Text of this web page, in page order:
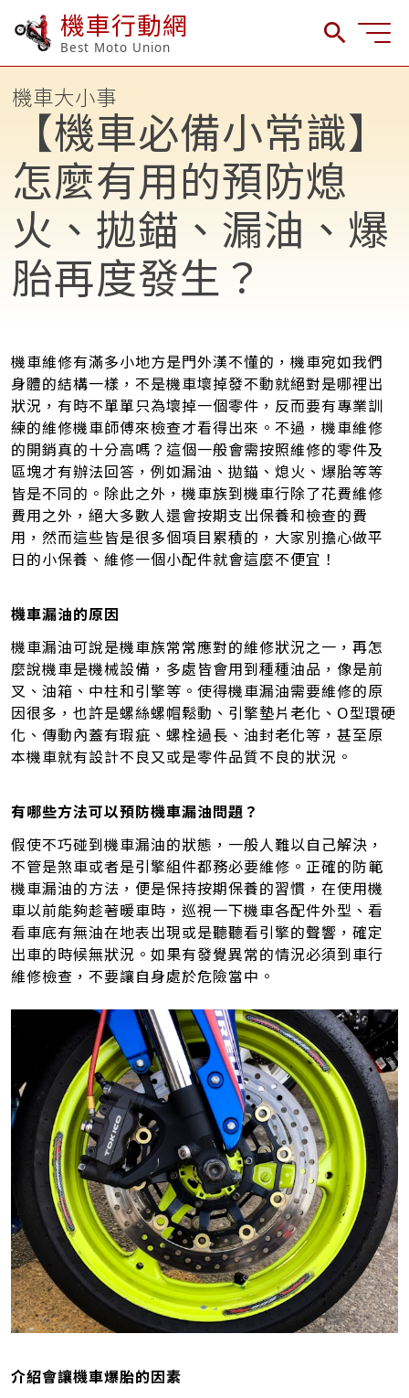
機車行動網
Best Moto Union
機車大小事
【機車必備小常識】
怎麼有用的預防熄
火、拋錨、漏油、爆
胎再度發生？
機車維修有滿多小地方是門外漢不懂的，機車宛如我們
身體的結構一樣，不是機車壞掉發不動就絕對是哪裡出
狀況，有時不單單只為壞掉一個零件，反而要有專業訓
練的維修機車師傅來檢查才看得出來。不過，機車維修
的開銷真的十分高嗎？這個一般會需按照維修的零件及
區塊才有辦法回答，例如漏油、拋錨、熄火、爆胎等等
皆是不同的。除此之外，機車族到機車行除了花費維修
費用之外，絕大多數人還會按期支出保養和檢查的費
用，然而這些皆是很多個項目累積的，大家別擔心做平
日的小保養、維修一個小配件就會這麼不便宜！
機車漏油的原因
機車漏油可說是機車族常常應對的維修狀況之一，再怎
麼說機車是機械設備，多處皆會用到種種油品，像是前
叉、油箱、中柱和引擎等。使得機車漏油需要維修的原
因很多，也許是螺絲螺帽鬆動、引擎墊片老化、O型環硬
化、傳動內蓋有瑕疵、螺栓過長、油封老化等，甚至原
本機車就有設計不良又或是零件品質不良的狀況。
有哪些方法可以預防機車漏油問題？
假使不巧碰到機車漏油的狀態，一般人難以自己解決，
不管是煞車或者是引擎組件都務必要維修。正確的防範
機車漏油的方法，便是保持按期保養的習慣，在使用機
車以前能夠趁著暖車時，巡視一下機車各配件外型、看
看車底有無油在地表出現或是聽聽看引擎的聲響，確定
出車的時候無狀況。如果有發覺異常的情況必須到車行
維修檢查，不要讓自身處於危險當中。
介紹會讓機車爆胎的因素